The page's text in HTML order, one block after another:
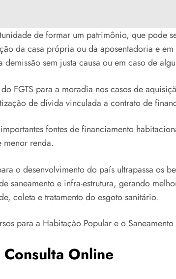
de formar um patrimônio, que pode
da casa própria ou da aposentadoria e em
sem justa causa ou em caso de
FGTS para a moradia nos casos de
de dívida vinculada a contrato de
fontes de financiamento
renda.
o desenvolvimento do país ultrapassa os
saneamento e infra-estrutura, gerando
coleta e tratamento do esgoto sanitário.
para a Habitação Popular e o Saneamento
Online